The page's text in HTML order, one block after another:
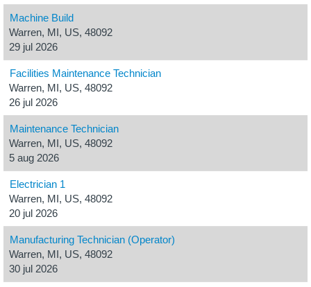
Machine Build
Warren, MI, US, 48092
29 jul 2026
Facilities Maintenance Technician
Warren, MI, US, 48092
26 jul 2026
Maintenance Technician
Warren, MI, US, 48092
5 aug 2026
Electrician 1
Warren, MI, US, 48092
20 jul 2026
Manufacturing Technician (Operator)
Warren, MI, US, 48092
30 jul 2026